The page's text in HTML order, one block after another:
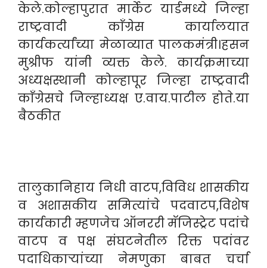
केले.कोल्हापुरात मार्केट यार्डमध्ये जिल्हा
राष्ट्रवादी काँग्रेस कार्यालयात
कार्यकर्त्यांच्या मेळाव्यात पालकमंत्री।हसन
मुश्रीफ यांनी व्यक्त केले. कार्यक्रमाच्या
अध्यक्षस्थानी कोल्हापूर जिल्हा राष्ट्रवादी
काँग्रेसचे जिल्हाध्यक्ष ए.वाय.पाटील होते.या
बैठकीत
तालुकानिहाय निधी वाटप,विविध शासकीय
व अशासकीय समित्यांचे पदवाटप,विशेष
कार्यकारी म्हणजेच ऑनररी मॅजिस्ट्रेट पदांचे
वाटप व पक्ष संघटनेतील रिक्त पदांवर
पदाधिकाऱ्यांच्या नेमणुका बाबत चर्चा